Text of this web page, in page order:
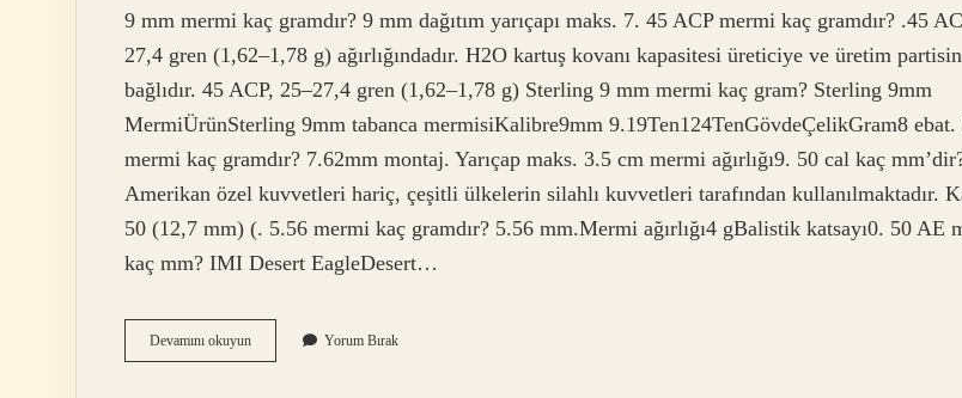
9 mm mermi kaç gramdır? 9 mm dağıtım yarıçapı maks. 7. 45 ACP mermi kaç gramdır? .45
27,4 gren (1,62–1,78 g) ağırlığındadır. H2O kartuş kovanı kapasitesi üreticiye ve üretim
bağlıdır. 45 ACP, 25–27,4 gren (1,62–1,78 g) Sterling 9 mm mermi kaç gram? Sterling 9mm
MermiÜrünSterling 9mm tabanca mermisiKalibre9mm 9.19Ten124TenGövdeÇelikGram8 ebat.
mermi kaç gramdır? 7.62mm montaj. Yarıçap maks. 3.5 cm mermi ağırlığı9. 50 cal kaç
Amerikan özel kuvvetleri hariç, çeşitli ülkelerin silahlı kuvvetleri tarafından kullanılmaktadır.
50 (12,7 mm) (. 5.56 mermi kaç gramdır? 5.56 mm.Mermi ağırlığı4 gBalistik katsayı0. 50 AE
kaç mm? IMI Desert EagleDesert…
Devamını okuyun50
Adet
Yorum Bırak